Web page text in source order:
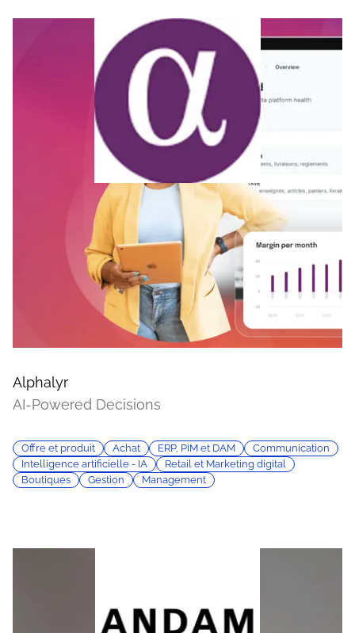
Alphalyr
AI-Powered Decisions
Offre et produit Achat ERP, PIM et DAM
Communication
Intelligence artificielle - IA
Retail et Marketing digital
Boutiques
Gestion Management